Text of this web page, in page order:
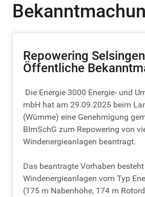
Repowering
Öffentliche
Die Energie 3000 Energie- und
mbH hat am 29.09.2025 beim
(Wümme) eine Genehmigung
BImSchG zum Repowering von
Windenergieanlagen beantragt.
Das beantragte Vorhaben
Windenergieanlagen vom Typ
(175 m Nabenhöhe, 174 m